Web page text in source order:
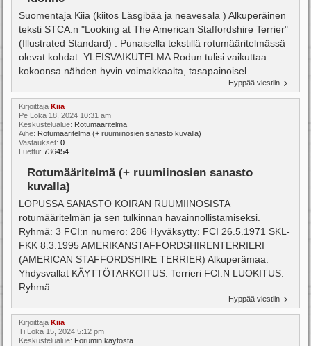
Suomentaja Kiia (kiitos Läsgibää ja neavesala ) Alkuperäinen
teksti STCA:n "Looking at The American Staffordshire Terrier"
(Illustrated Standard) . Punaisella tekstillä rotumääritelmässä
olevat kohdat. YLEISVAIKUTELMA Rodun tulisi vaikuttaa
kokoonsa nähden hyvin voimakkaalta, tasapainoisel...
Hyppää viestiin
Kirjoittaja Kiia
Pe Loka 18, 2024 10:31 am
Keskustelualue: Rotumääritelmä
Aihe: Rotumääritelmä (+ ruumiinosien sanasto kuvalla)
Vastaukset: 0
Luettu: 736454
Rotumääritelmä (+ ruumiinosien sanasto
kuvalla)
LOPUSSA SANASTO KOIRAN RUUMIINOSISTA
rotumääritelmän ja sen tulkinnan havainnollistamiseksi.
Ryhmä: 3 FCI:n numero: 286 Hyväksytty: FCI 26.5.1971 SKL-
FKK 8.3.1995 AMERIKANSTAFFORDSHIRENTERRIERI
(AMERICAN STAFFORDSHIRE TERRIER) Alkuperämaa:
Yhdysvallat KÄYTTÖTARKOITUS: Terrieri FCI:N LUOKITUS:
Ryhmä...
Hyppää viestiin
Kirjoittaja Kiia
Ti Loka 15, 2024 5:12 pm
Keskustelualue: Forumin käytöstä